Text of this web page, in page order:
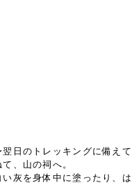
日のトレッキングに備え
、山の祠へ。
灰を身体中に塗ったり、